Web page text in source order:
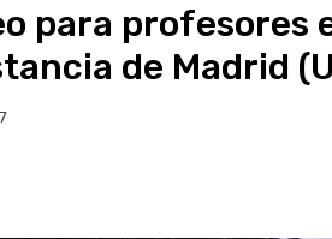
para profesores
de Madrid